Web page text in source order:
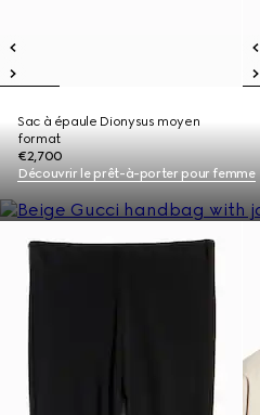
Sac à épaule Dionysus moyen
format
€2,700
Découvrir le prêt-à-porter pour femme